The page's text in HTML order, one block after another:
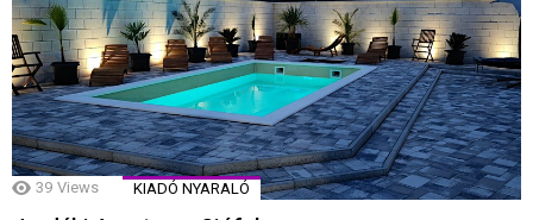
39 Views KIADÓ NYARALÓ